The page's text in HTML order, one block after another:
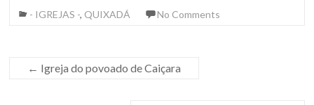
- IGREJAS -, QUIXADÁ No Comments
← Igreja do povoado de Caiçara